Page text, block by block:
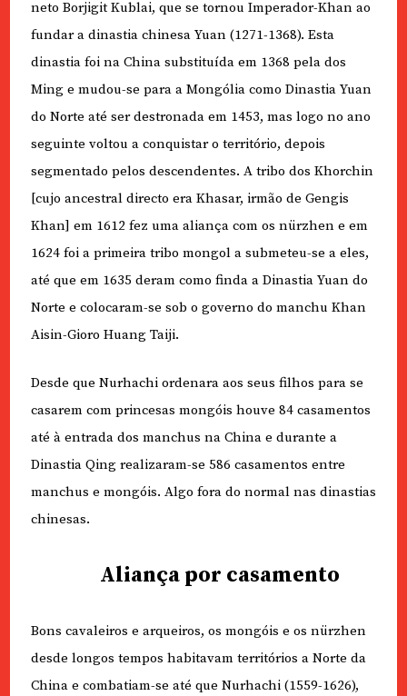
neto Borjigit Kublai, que se tornou Imperador-Khan ao
fundar a dinastia chinesa Yuan (1271-1368). Esta
dinastia foi na China substituída em 1368 pela dos
Ming e mudou-se para a Mongólia como Dinastia Yuan
do Norte até ser destronada em 1453, mas logo no ano
seguinte voltou a conquistar o território, depois
segmentado pelos descendentes. A tribo dos Khorchin
[cujo ancestral directo era Khasar, irmão de Gengis
Khan] em 1612 fez uma aliança com os nürzhen e em
1624 foi a primeira tribo mongol a submeteu-se a eles,
até que em 1635 deram como finda a Dinastia Yuan do
Norte e colocaram-se sob o governo do manchu Khan
Aisin-Gioro Huang Taiji.
Desde que Nurhachi ordenara aos seus filhos para se
casarem com princesas mongóis houve 84 casamentos
até à entrada dos manchus na China e durante a
Dinastia Qing realizaram-se 586 casamentos entre
manchus e mongóis. Algo fora do normal nas dinastias
chinesas.
Aliança por casamento
Bons cavaleiros e arqueiros, os mongóis e os nürzhen
desde longos tempos habitavam territórios a Norte da
China e combatiam-se até que Nurhachi (1559-1626),